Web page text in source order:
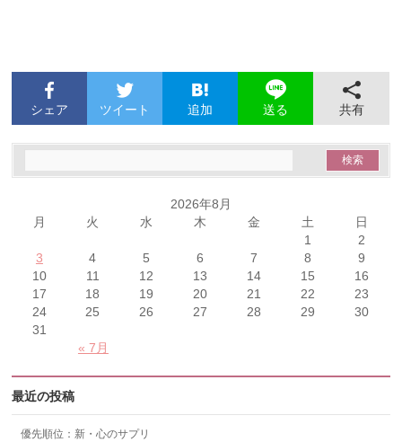
シェア ツイート 追加 送る 共有
2026年8月
月
火 水 木 金 土 日
« 7月
1
2
3
4 5 6 7 8
9
10
11 12 13 14 15
16
17
18 19 20 21 22
23
24
25 26 27 28 29
30
31
最近の投稿
優先順位：新・心のサプリ